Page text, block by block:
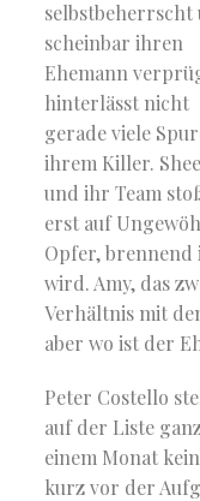
selbstbeherrscht
scheinbar ihren
Ehemann
hinterlässt nicht
gerade viele
ihrem Killer.
und ihr Team
erst auf
Opfer, brennend
wird. Amy, das
Verhältnis mit
aber wo ist der
Peter Costello
auf der Liste
einem Monat
kurz vor der